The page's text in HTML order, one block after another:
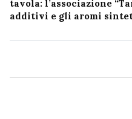
tavola: l’associazione
additivi e gli aromi